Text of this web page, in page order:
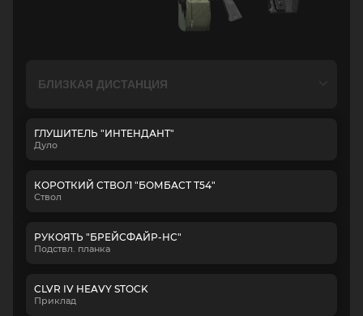
ГЛУШИТЕЛЬ "ИНТЕНДАНТ"
Дуло
КОРОТКИЙ СТВОЛ "БОМБАСТ Т54"
Ствол
РУКОЯТЬ "БРЕЙСФАЙР-НС"
Подствл. планка
CLVR IV HEAVY STOCK
Приклад